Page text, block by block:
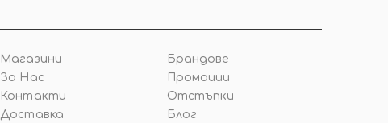
Магазини
За Нас
Контакти
Доставка
Брандове
Промоции
Отстъпки
Блог